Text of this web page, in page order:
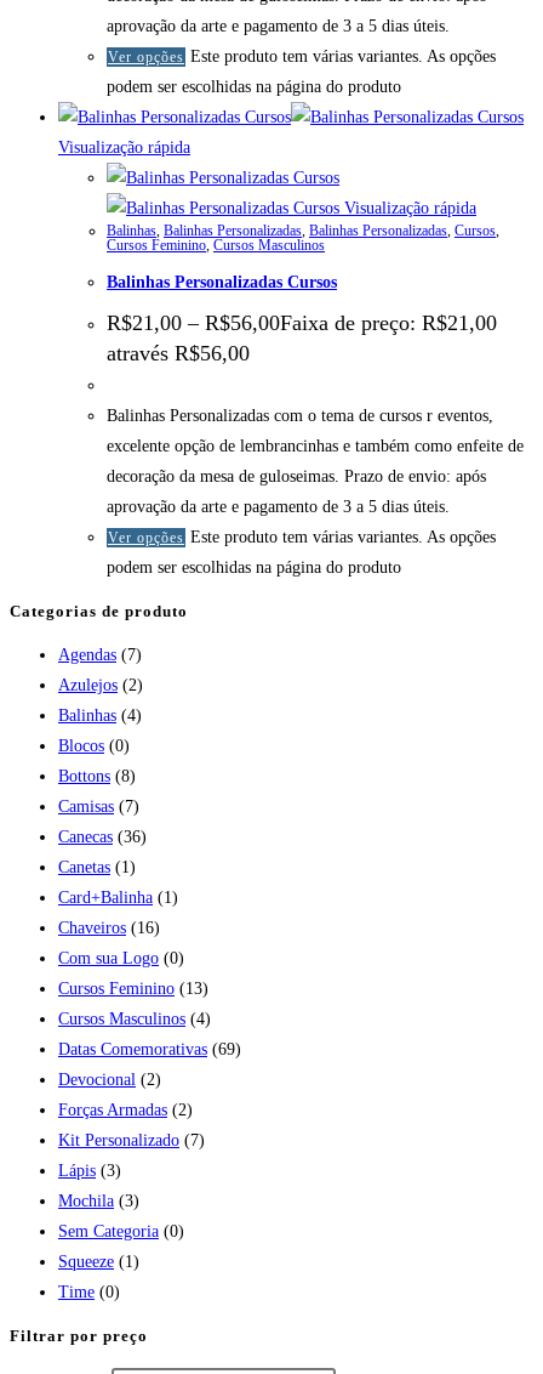
aprovação da arte e pagamento de 3 a 5 dias úteis.
Ver opções Este produto tem várias variantes. As opções
podem ser escolhidas na página do produto
Visualização rápida
Visualização rápida
Balinhas, Balinhas Personalizadas, Balinhas Personalizadas, Cursos,
Cursos Feminino, Cursos Masculinos
Balinhas Personalizadas Cursos
R$21,00 – R$56,00Faixa de preço: R$21,00
através R$56,00
Balinhas Personalizadas com o tema de cursos r eventos,
excelente opção de lembrancinhas e também como enfeite de
decoração da mesa de guloseimas. Prazo de envio: após
aprovação da arte e pagamento de 3 a 5 dias úteis.
Ver opções Este produto tem várias variantes. As opções
podem ser escolhidas na página do produto
Categorias de produto
Agendas (7)
Azulejos (2)
Balinhas (4)
Blocos (0)
Bottons (8)
Camisas (7)
Canecas (36)
Canetas (1)
Card+Balinha (1)
Chaveiros (16)
Com sua Logo (0)
Cursos Feminino (13)
Cursos Masculinos (4)
Datas Comemorativas (69)
Devocional (2)
Forças Armadas (2)
Kit Personalizado (7)
Lápis (3)
Mochila (3)
Sem Categoria (0)
Squeeze (1)
Time (0)
Filtrar por preço